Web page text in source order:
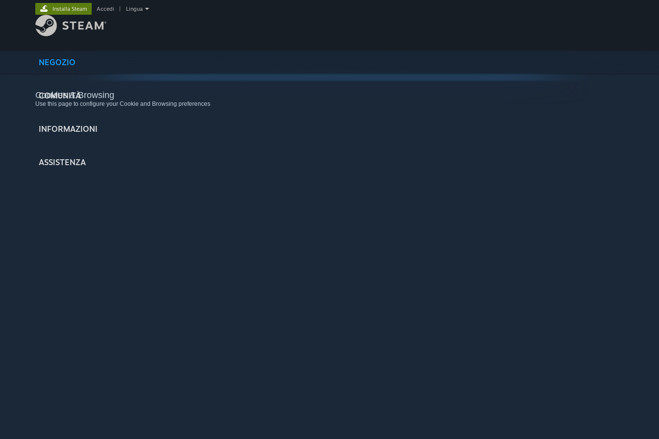
NEGOZIO
COMUNITÀ
INFORMAZIONI
ASSISTENZA
Installa Steam Accedi Lingua
Cookies & Browsing
Use this page to configure your Cookie and Browsing preferences